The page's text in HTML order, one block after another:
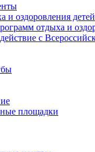
и оздоровления детей
отдыха и
с
площадки